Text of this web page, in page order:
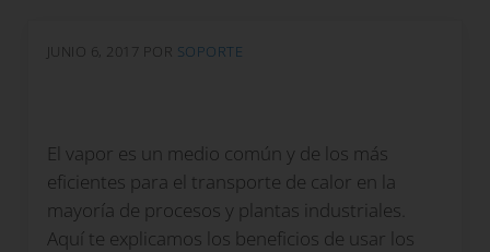
JUNIO 6, 2017 POR SOPORTE
El vapor es un medio común y de los más
eficientes para el transporte de calor en la
mayoría de procesos y plantas industriales.
Aquí te explicamos los beneficios de usar los